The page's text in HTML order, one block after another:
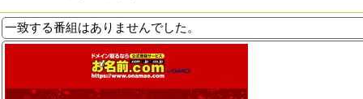
一致する番組はありませんでした。